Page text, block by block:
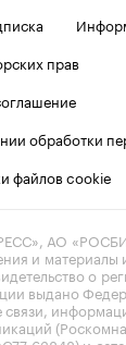
прав
обработки
файлов cookie
АО
и
о
выдано
связи,